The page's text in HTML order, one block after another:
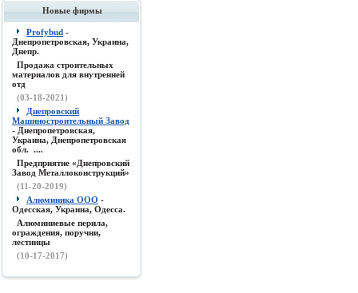
Новые фирмы
Profybud -
Днепропетровская, Украина,
Днепр.
Продажа строительных
материалов для внутренней
отд
(03-18-2021)
Днепровский
Машиностроительный Завод
- Днепропетровская,
Украина, Днепропетровская
обл. ....
Предприятие «Днепровский
Завод Металлоконструкций»
(11-20-2019)
Алюминика ООО -
Одесская, Украина, Одесса.
Алюминиевые перила,
ограждения, поручни,
лестницы
(10-17-2017)